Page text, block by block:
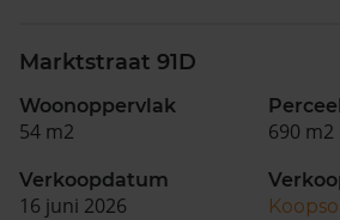
Marktstraat 91D
Woonoppervlak
54 m2
Perceel
690 m2
Verkoopdatum
16 juni 2026